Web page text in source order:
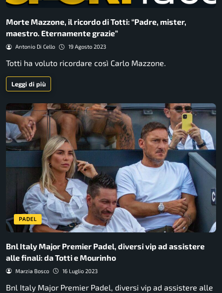
Morte Mazzone, il ricordo di Totti: “Padre, mister,
maestro. Eternamente grazie”
Antonio Di Cello 19 Agosto 2023
Totti ha voluto ricordare così Carlo Mazzone.
Leggi di più
PADEL
Bnl Italy Major Premier Padel, diversi vip ad assistere
alle finali: da Totti e Mourinho
Marzia Bosco 16 Luglio 2023
Bnl Italy Major Premier Padel, diversi vip ad assistere alle